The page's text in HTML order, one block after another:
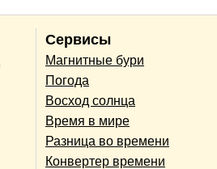
Сервисы
Магнитные бури
Погода
Восход солнца
Время в мире
Разница во времени
Конвертер времени